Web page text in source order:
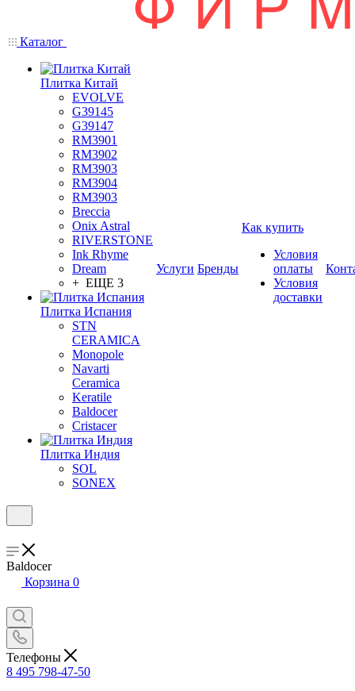
Каталог
Плитка Китай
EVOLVE
G39145
G39147
RM3901
RM3902
RM3903
RM3904
RM3903
Breccia
Onix Astral
RIVERSTONE
Ink Rhyme
Dream
+ ЕЩЕ 3
Плитка Испания
STN
CERAMICA
Monopole
Navarti
Ceramica
Keratile
Baldocer
Cristacer
Плитка Индия
SOL
SONEX
Услуги Бренды
Как купить
Условия
оплаты
Условия
доставки
Baldocer
Корзина 0
Телефоны
8 495 798-47-50